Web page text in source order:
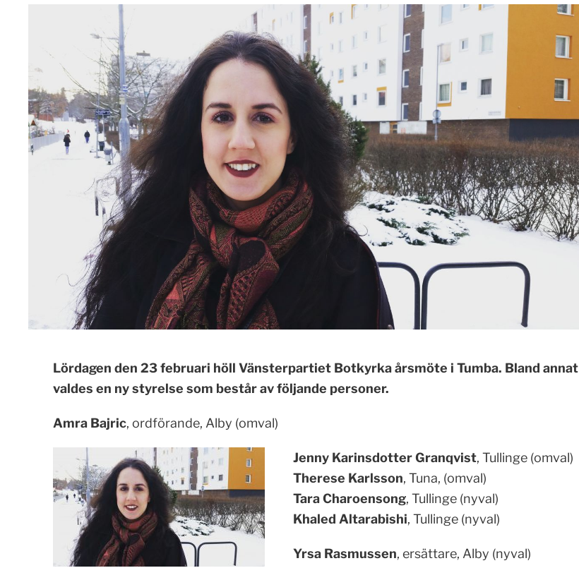
Lördagen den 23 februari höll Vänsterpartiet Botkyrka årsmöte i Tumba. Bland annat
valdes en ny styrelse som består av följande personer.
Amra Bajric, ordförande, Alby (omval)
Jenny Karinsdotter Granqvist, Tullinge (omval)
Therese Karlsson, Tuna, (omval)
Tara Charoensong, Tullinge (nyval)
Khaled Altarabishi, Tullinge (nyval)
Yrsa Rasmussen, ersättare, Alby (nyval)